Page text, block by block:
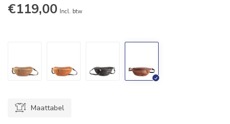
€119,00 Incl. btw
Maattabel